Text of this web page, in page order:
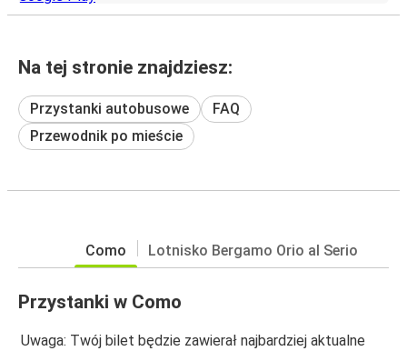
Na tej stronie znajdziesz:
Przystanki autobusowe
FAQ
Przewodnik po mieście
Como Lotnisko Bergamo Orio al Serio
Przystanki w Como
Uwaga: Twój bilet będzie zawierał najbardziej aktualne